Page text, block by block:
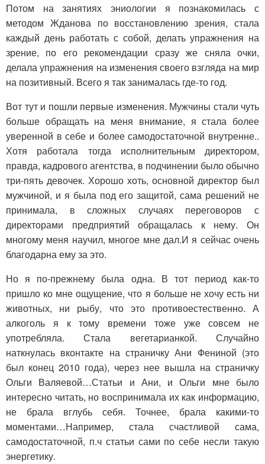
Потом на занятиях эниологии я познакомилась с
методом Жданова по восстановлению зрения, стала
каждый день работать с собой, делать упражнения на
зрение, по его рекомендации сразу же сняла очки,
делала упражнения на изменения своего взгляда на мир
на позитивный. Всего я так занималась где-то год.
Вот тут и пошли первые изменения. Мужчины стали чуть
больше обращать на меня внимание, я стала более
уверенной в себе и более самодостаточной внутренне..
Хотя работала тогда исполнительным директором,
правда, кадрового агентства, в подчинении было обычно
три-пять девочек. Хорошо хоть, основной директор был
мужчиной, и я была под его защитой, сама решений не
принимала, в сложных случаях переговоров с
директорами предприятий обращалась к нему. Он
многому меня научил, многое мне дал.И я сейчас очень
благодарна ему за это.
Но я по-прежнему была одна. В тот период как-то
пришло ко мне ощущение, что я больше не хочу есть ни
животных, ни рыбу, что это противоестественно. А
алкоголь я к тому времени тоже уже совсем не
употребляла. Стала вегетарианкой. Случайно
наткнулась вконтакте на страничку Ани Фениной (это
был конец 2010 года), через нее вышла на страничку
Ольги Валяевой…Статьи и Ани, и Ольги мне было
интересно читать, но воспринимала их как информацию,
не брала вглубь себя. Точнее, брала какими-то
моментами…Например, стала счастливой сама,
самодостаточной, п.ч статьи сами по себе несли такую
энергетику.